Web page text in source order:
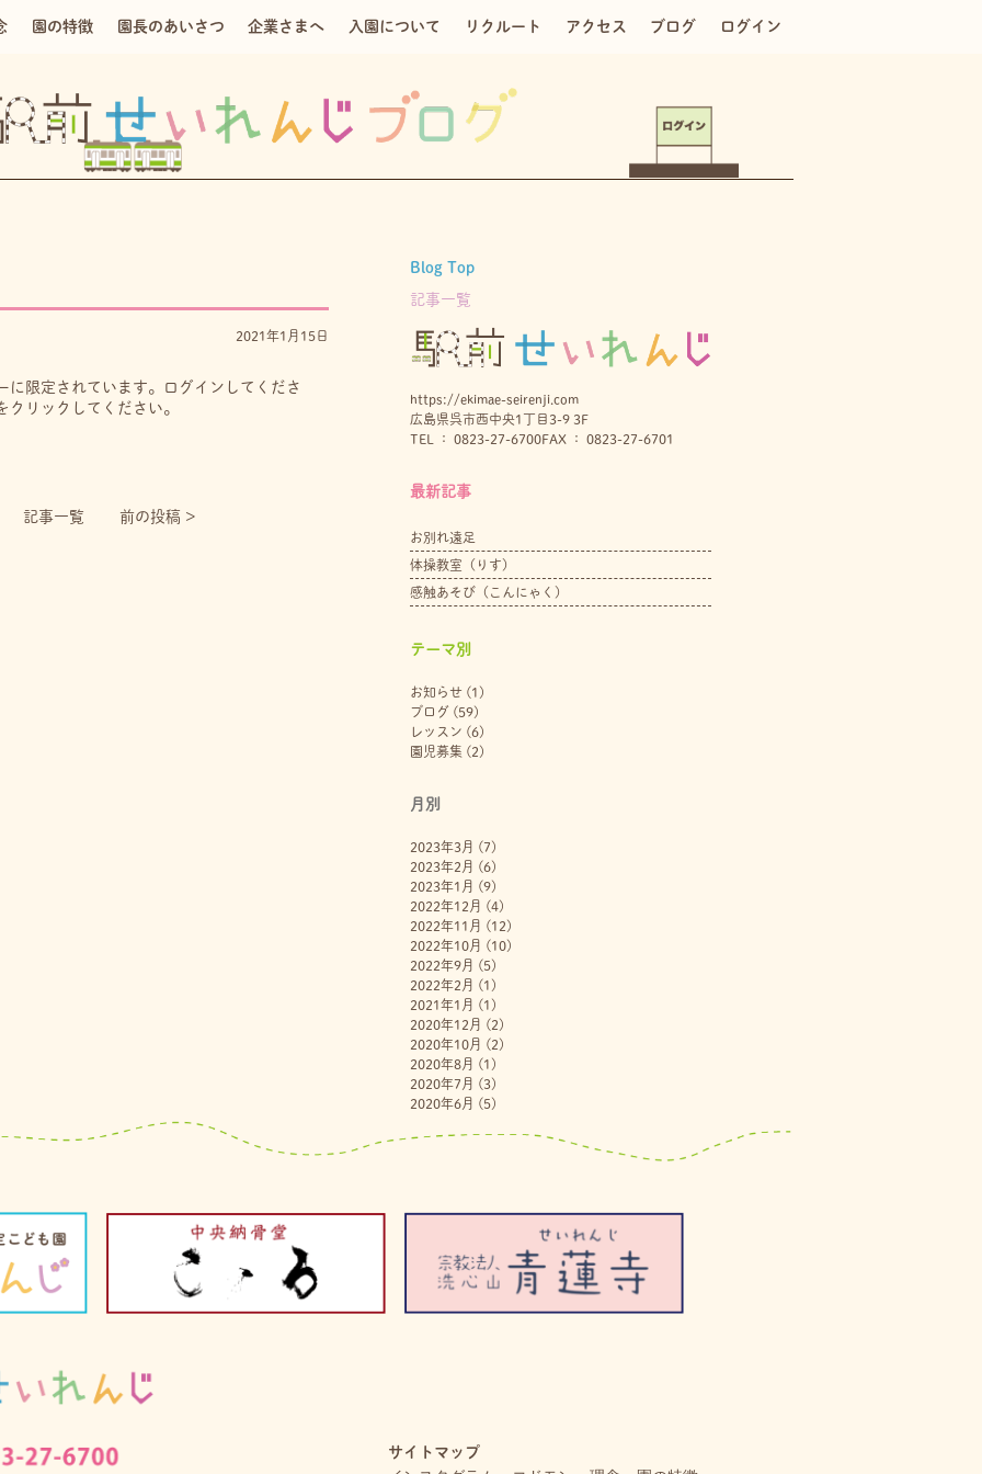
園の特徴 園長のあいさつ 企業さまへ 入園について リクルート アクセス ブログ ログイン
2021年1月15日
に限定されています。ログインしてくださ
クリックしてください。
記事一覧 前の投稿 >
Blog Top
記事一覧
https://ekimae-seirenji.com
広島県呉市西中央1丁目3-9 3F
TEL ： 0823-27-6700FAX ： 0823-27-6701
最新記事
お別れ遠足
体操教室（りす）
感触あそび（こんにゃく）
テーマ別
お知らせ(1)
ブログ(59)
レッスン (6)
園児募集 (2)
月別
2023年3月 (7)
2023年2月 (6)
2023年1月 (9)
2022年12月 (4)
2022年11月 (12)
2022年10月 (10)
2022年9月 (5)
2022年2月 (1)
2021年1月 (1)
2020年12月 (2)
2020年10月 (2)
2020年8月 (1)
2020年7月 (3)
2020年6月 (5)
サイトマップ